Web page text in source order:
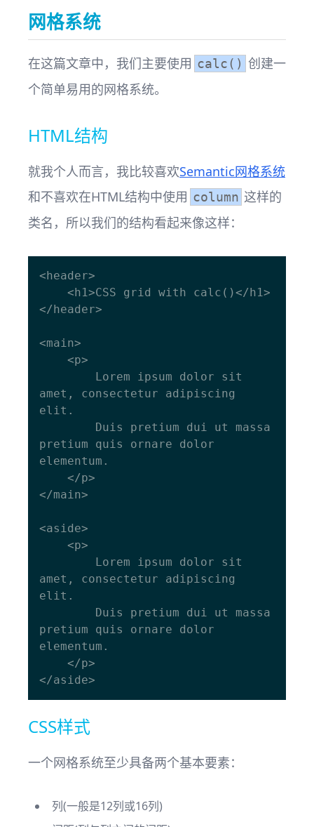
网格系统
在这篇文章中，我们主要使用 calc() 创建一
个简单易用的网格系统。
HTML结构
就我个人而言，我比较喜欢Semantic网格系统
和不喜欢在HTML结构中使用 column 这样的
类名，所以我们的结构看起来像这样：
<header>
</header>
<main>
amet, consectetur adipiscing
elit.
pretium quis ornare dolor
elementum.
</main>
<aside>
amet, consectetur adipiscing
elit.
pretium quis ornare dolor
elementum.
CSS样式
一个网格系统至少具备两个基本要素：
列(一般是12列或16列)